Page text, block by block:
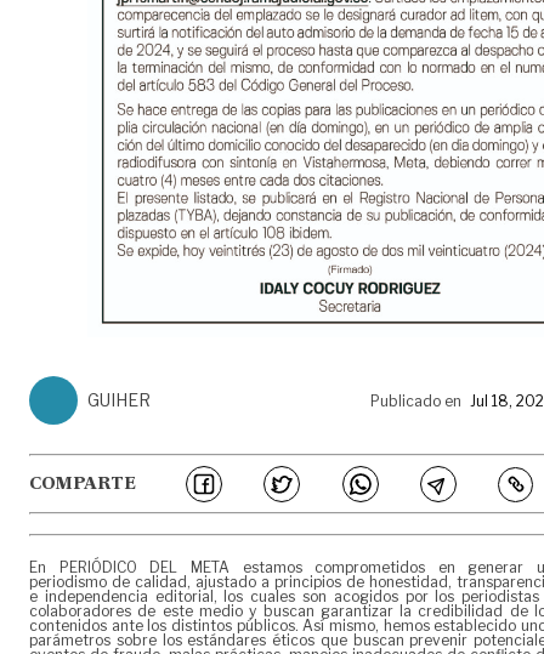
GUIHER Publicado en Jul 18,
COMPARTE
En PERIÓDICO DEL META estamos comprometidos en generar
periodismo de calidad, ajustado a principios de honestidad,
e independencia editorial, los cuales son acogidos por los periodistas
colaboradores de este medio y buscan garantizar la credibilidad de
contenidos ante los distintos públicos. Así mismo, hemos establecido
parámetros sobre los estándares éticos que buscan prevenir